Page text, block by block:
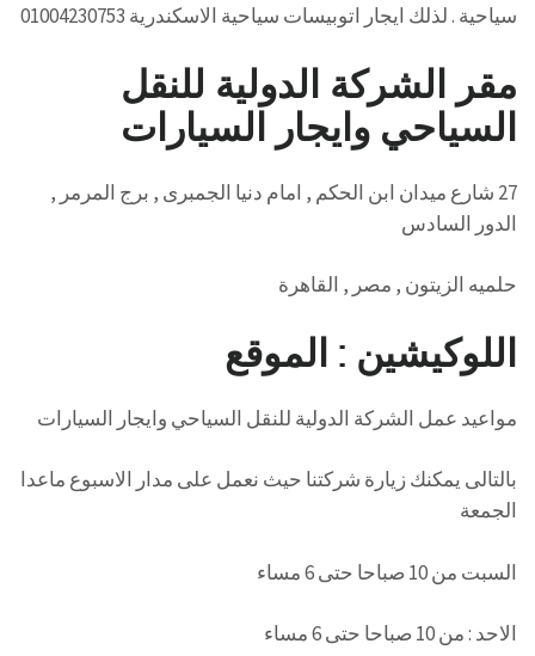
سياحية . لذلك ايجار اتوبيسات سياحية الاسكندرية 01004230753
مقر الشركة الدولية للنقل
السياحي وايجار السيارات
27 شارع ميدان ابن الحكم , امام دنيا الجمبرى , برج المرمر ,
الدور السادس
حلميه الزيتون , مصر , القاهرة
اللوكيشين : الموقع
مواعيد عمل الشركة الدولية للنقل السياحي وايجار السيارات
بالتالى يمكنك زيارة شركتنا حيث نعمل على مدار الاسبوع ماعدا
الجمعة
السبت من 10 صباحا حتى 6 مساء
الاحد : من 10 صباحا حتى 6 مساء